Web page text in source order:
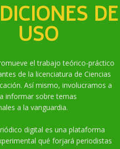
DE
USO
el trabajo teórico-práctico
de la licenciatura de Ciencias
Así mismo, involucramos a
informar sobre temas
a la vanguardia.
digital es una plataforma
qué forjará periodistas